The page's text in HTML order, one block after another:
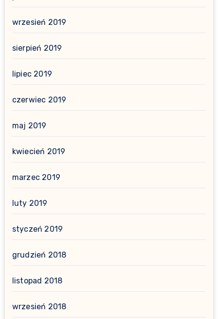
wrzesień 2019
sierpień 2019
lipiec 2019
czerwiec 2019
maj 2019
kwiecień 2019
marzec 2019
luty 2019
styczeń 2019
grudzień 2018
listopad 2018
wrzesień 2018